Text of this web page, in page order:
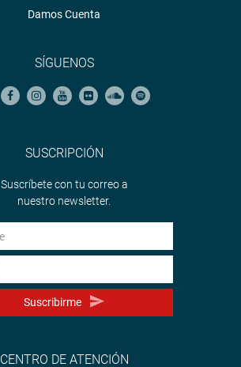
Damos Cuenta
SÍGUENOS
SUSCRIPCIÓN
Suscríbete con tu correo a
nuestro newsletter.
Suscribirme
CENTRO DE ATENCIÓN